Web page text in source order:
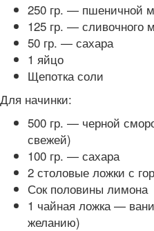
250 гр. — пшеничной
125 гр. — сливочного
50 гр. — сахара
1 яйцо
Щепотка соли
Для начинки:
500 гр. — черной
свежей)
100 гр. — сахара
2 столовые ложки с
Сок половины лимона
1 чайная ложка —
желанию)